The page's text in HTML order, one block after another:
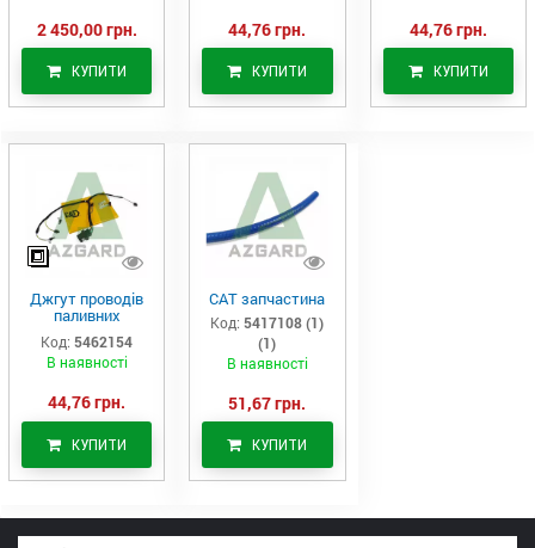
2 450,00 грн.
КУПИТИ
44,76 грн.
КУПИТИ
44,76 грн.
КУПИТИ
Джгут проводів
паливних
форсунок CAT
C7/C9 (546-2154)
Код: 5462154
В наявності
44,76 грн.
КУПИТИ
САТ запчастина
Код: 5417108 (1)
(1)
В наявності
51,67 грн.
КУПИТИ